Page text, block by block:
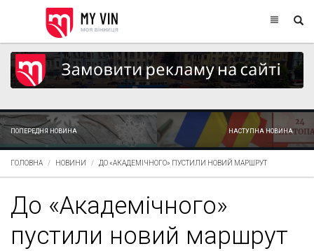
ПОПЕРЕДНЯ НОВИНА НАСТУПНА НОВИНА
ГОЛОВНА НОВИНИ ДО «АКАДЕМІЧНОГО» ПУСТИЛИ НОВИЙ МАРШРУТ
До «Академічного»
пустили новий маршрут